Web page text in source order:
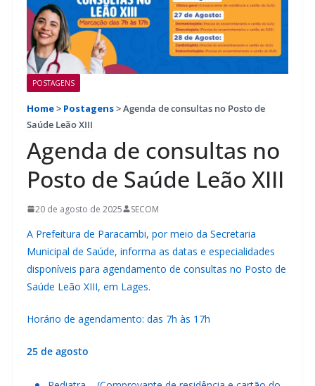
POSTAGENS
Home> Postagens>Agenda de consultas no Posto de
Saúde Leão XIII
Agenda de consultas no
Posto de Saúde Leão XIII
20 de agosto de 2025 SECOM
A Prefeitura de Paracambi, por meio da Secretaria
Municipal de Saúde, informa as datas e especialidades
disponíveis para agendamento de consultas no Posto de
Saúde Leão XIII, em Lages.
Horário de agendamento: das 7h às 17h
25 de agosto